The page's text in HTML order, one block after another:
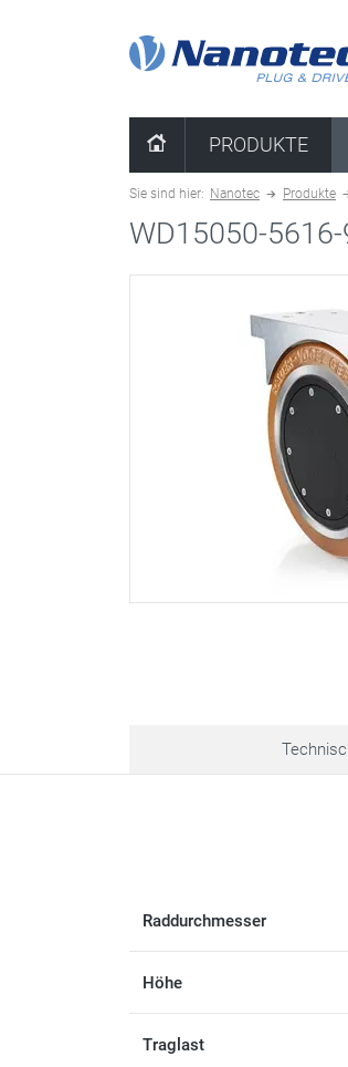
PRODUKTE
Sie sind hier: Nanotec Produkte
WD15050-
Raddurchmesser
Höhe
Traglast